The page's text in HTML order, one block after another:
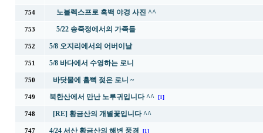
754 노블렉스프로 흑백 야경 사진 ^^
753 5/22 송죽정에서의 가족들
752 5/8 오지리에서의 어버이날
751 5/8 바다에서 수영하는 로니
750 바닷물에 흠뻑 젖은 로니 ~
749 북한산에서 만난 노루귀입니다 ^^ [1]
748 [RE] 황금산의 개별꽃입니다 ^^
747 4/24 서산 황금산의 해변 풍경 [1]